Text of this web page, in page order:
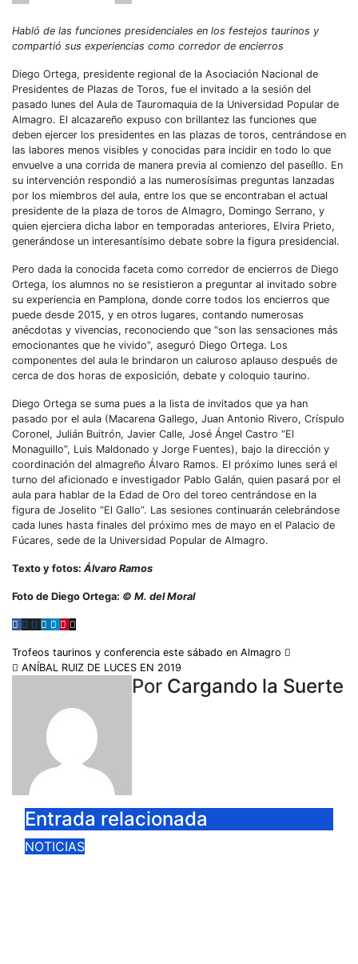
Habló de las funciones presidenciales en los festejos taurinos y
compartió sus experiencias como corredor de encierros
Diego Ortega, presidente regional de la Asociación Nacional de
Presidentes de Plazas de Toros, fue el invitado a la sesión del
pasado lunes del Aula de Tauromaquia de la Universidad Popular de
Almagro. El alcazareño expuso con brillantez las funciones que
deben ejercer los presidentes en las plazas de toros, centrándose en
las labores menos visibles y conocidas para incidir en todo lo que
envuelve a una corrida de manera previa al comienzo del paseíllo. En
su intervención respondió a las numerosísimas preguntas lanzadas
por los miembros del aula, entre los que se encontraban el actual
presidente de la plaza de toros de Almagro, Domingo Serrano, y
quien ejerciera dicha labor en temporadas anteriores, Elvira Prieto,
generándose un interesantísimo debate sobre la figura presidencial.
Pero dada la conocida faceta como corredor de encierros de Diego
Ortega, los alumnos no se resistieron a preguntar al invitado sobre
su experiencia en Pamplona, donde corre todos los encierros que
puede desde 2015, y en otros lugares, contando numerosas
anécdotas y vivencias, reconociendo que “son las sensaciones más
emocionantes que he vivido”, aseguró Diego Ortega. Los
componentes del aula le brindaron un caluroso aplauso después de
cerca de dos horas de exposición, debate y coloquio taurino.
Diego Ortega se suma pues a la lista de invitados que ya han
pasado por el aula (Macarena Gallego, Juan Antonio Rivero, Críspulo
Coronel, Julián Buitrón, Javier Calle, José Ángel Castro “El
Monaguillo”, Luis Maldonado y Jorge Fuentes), bajo la dirección y
coordinación del almagreño Álvaro Ramos. El próximo lunes será el
turno del aficionado e investigador Pablo Galán, quien pasará por el
aula para hablar de la Edad de Oro del toreo centrándose en la
figura de Joselito “El Gallo”. Las sesiones continuarán celebrándose
cada lunes hasta finales del próximo mes de mayo en el Palacio de
Fúcares, sede de la Universidad Popular de Almagro.
Texto y fotos: Álvaro Ramos
Foto de Diego Ortega: © M. del Moral
Trofeos taurinos y conferencia este sábado en Almagro
ANÍBAL RUIZ DE LUCES EN 2019
Por Cargando la Suerte
Entrada relacionada
NOTICIAS